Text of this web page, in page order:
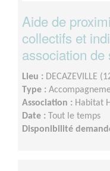
Aide de
collectifs et
association de
Lieu : DECAZEVILLE
Type :
Association : Habitat
Date :
Tout le temps
Disponibilité